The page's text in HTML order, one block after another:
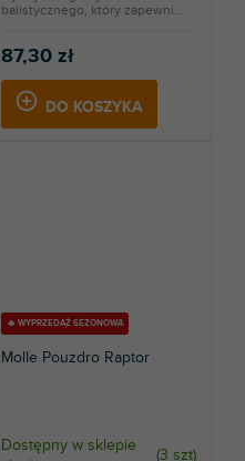
87,30 zł
DO KOSZYKA
balistycznego, który zapewni...
🔥 WYPRZEDAŻ SEZONOWA
Molle Pouzdro Raptor
Dostępny w sklepie
(3 szt)